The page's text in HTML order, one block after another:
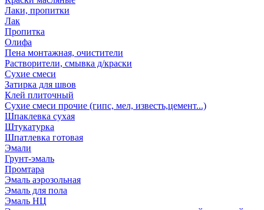
Лаки, пропитки
Лак
Пропитка
Олифа
Пена монтажная, очистители
Растворители, смывка д/краски
Сухие смеси
Затирка для швов
Клей плиточный
Сухие смеси прочие (гипс, мел, известь,цемент...)
Шпаклевка сухая
Штукатурка
Шпатлевка готовая
Эмали
Грунт-эмаль
Промтара
Эмаль аэрозольная
Эмаль для пола
Эмаль НЦ